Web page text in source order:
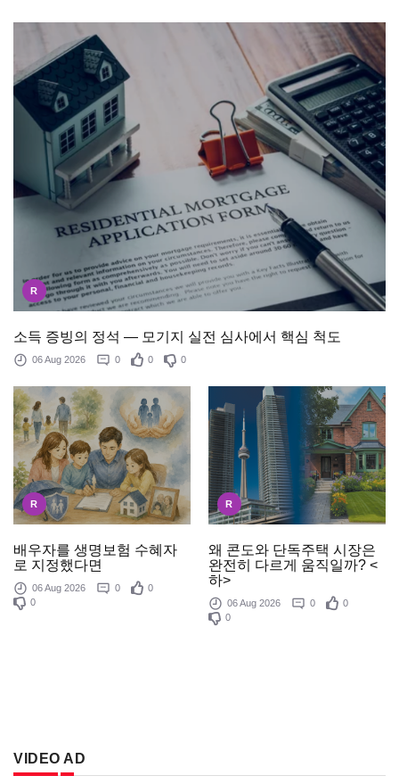
R
소득 증빙의 정석 — 모기지 실전 심사에서 핵심 척도
06 Aug 2026 0 0 0
R
배우자를 생명보험 수혜자
로 지정했다면
06 Aug 2026 0
0
0
R
왜 콘도와 단독주택 시장은
완전히 다르게 움직일까? <
하>
06 Aug 2026 0
0
0
VIDEO AD